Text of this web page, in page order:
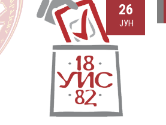
– COWEB“
26
ЈУН